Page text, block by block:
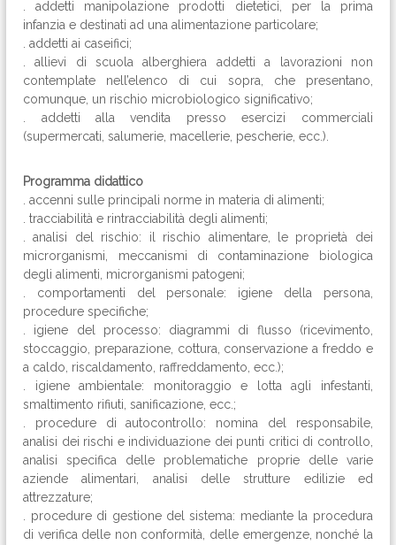
. addetti manipolazione prodotti dietetici, per la prima
infanzia e destinati ad una alimentazione particolare;
. addetti ai caseifici;
. allievi di scuola alberghiera addetti a lavorazioni non
contemplate nell’elenco di cui sopra, che presentano,
comunque, un rischio microbiologico significativo;
. addetti alla vendita presso esercizi commerciali
(supermercati, salumerie, macellerie, pescherie, ecc.).
Programma didattico
. accenni sulle principali norme in materia di alimenti;
. tracciabilità e rintracciabilità degli alimenti;
. analisi del rischio: il rischio alimentare, le proprietà dei
microrganismi, meccanismi di contaminazione biologica
degli alimenti, microrganismi patogeni;
. comportamenti del personale: igiene della persona,
procedure specifiche;
. igiene del processo: diagrammi di flusso (ricevimento,
stoccaggio, preparazione, cottura, conservazione a freddo e
a caldo, riscaldamento, raffreddamento, ecc.);
. igiene ambientale: monitoraggio e lotta agli infestanti,
smaltimento rifiuti, sanificazione, ecc.;
. procedure di autocontrollo: nomina del responsabile,
analisi dei rischi e individuazione dei punti critici di controllo,
analisi specifica delle problematiche proprie delle varie
aziende alimentari, analisi delle strutture edilizie ed
attrezzature;
. procedure di gestione del sistema: mediante la procedura
di verifica delle non conformità, delle emergenze, nonché la